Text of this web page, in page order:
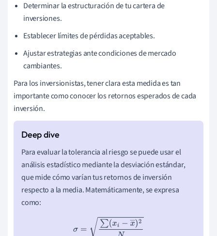
Determinar la estructuración de tu cartera de
inversiones.
Establecer límites de pérdidas aceptables.
Ajustar estrategias ante condiciones de mercado
cambiantes.
Para los inversionistas, tener clara esta medida es tan
importante como conocer los retornos esperados de cada
inversión.
Para evaluar la tolerancia al riesgo se puede usar el
análisis estadístico mediante la desviación estándar,
que mide cómo varían tus retornos de inversión
respecto a la media. Matemáticamente, se expresa
como:
∑ (xi−x― 2N